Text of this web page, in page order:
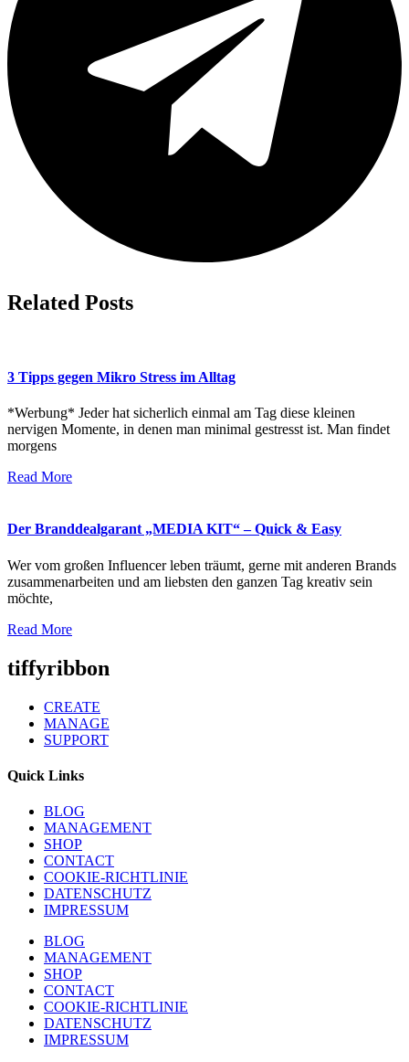
Related Posts
3 Tipps gegen Mikro Stress im Alltag
*Werbung* Jeder hat sicherlich einmal am Tag diese kleinen
nervigen Momente, in denen man minimal gestresst ist. Man findet
morgens
Read More
Der Branddealgarant „MEDIA KIT“ – Quick & Easy
Wer vom großen Influencer leben träumt, gerne mit anderen Brands
zusammenarbeiten und am liebsten den ganzen Tag kreativ sein
möchte,
Read More
tiffyribbon
CREATE
MANAGE
SUPPORT
Quick Links
BLOG
MANAGEMENT
SHOP
CONTACT
COOKIE-RICHTLINIE
DATENSCHUTZ
IMPRESSUM
BLOG
MANAGEMENT
SHOP
CONTACT
COOKIE-RICHTLINIE
DATENSCHUTZ
IMPRESSUM